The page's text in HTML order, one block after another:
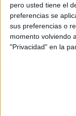
pero usted tiene el
preferencias se
sus preferencias o
momento volviendo
"Privacidad" en la
Buscar